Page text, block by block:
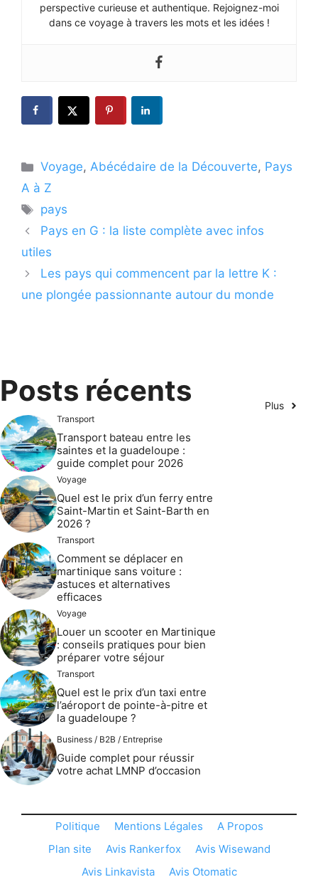
perspective curieuse et authentique. Rejoignez-moi
dans ce voyage à travers les mots et les idées !
Catégories
Voyage,Abécédaire de la Découverte, Pays
A à Z
Étiquettes
pays
Pays en G : la liste complète avec infos
utiles
Les pays qui commencent par la lettre K :
une plongée passionnante autour du monde
Posts récents Plus
Transport
Transport bateau entre les
saintes et la guadeloupe :
guide complet pour 2026
Voyage
Quel est le prix d’un ferry entre
Saint-Martin et Saint-Barth en
2026 ?
Transport
Comment se déplacer en
martinique sans voiture :
astuces et alternatives
efficaces
Voyage
Louer un scooter en Martinique
: conseils pratiques pour bien
préparer votre séjour
Transport
Quel est le prix d’un taxi entre
l’aéroport de pointe-à-pitre et
la guadeloupe ?
Business / B2B / Entreprise
Guide complet pour réussir
votre achat LMNP d’occasion
Politique Mentions Légales
A Propos
Plan site
Avis Rankerfox
Avis Wisewand
Avis Linkavista
Avis Otomatic